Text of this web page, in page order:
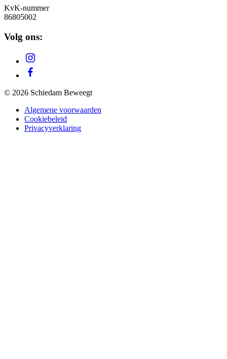
KvK-nummer
86805002
Volg ons:
© 2026 Schiedam Beweegt
Algemene voorwaarden
Cookiebeleid
Privacyverklaring